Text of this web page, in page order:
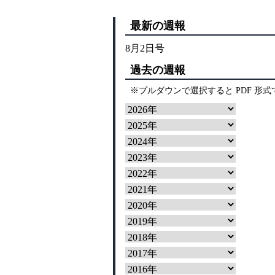
最新の週報
8月2日号
過去の週報
※プルダウンで選択すると PDF 形式